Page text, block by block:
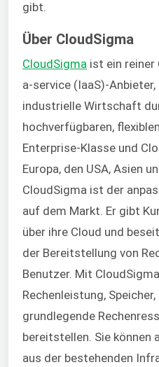
gibt.
Über CloudSigma
CloudSigma ist ein
a-service (IaaS)-
industrielle Wirtschaft
hochverfügbaren,
Enterprise-Klasse und
Europa, den USA, Asien
CloudSigma ist der
auf dem Markt. Er gibt
über ihre Cloud und
der Bereitstellung von
Benutzer. Mit
Rechenleistung,
grundlegende
bereitstellen. Sie können
aus der bestehenden